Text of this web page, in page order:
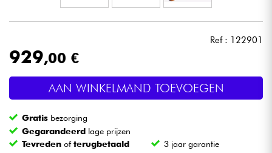
Licht
Drums & percussie
Blaasinstrument
Ref : 122901
929,00 €
AAN WINKELMAND TOEVOEGEN
Gratis bezorging
Gegarandeerd lage prijzen
Tevreden ofterugbetaald 3 jaar garantie